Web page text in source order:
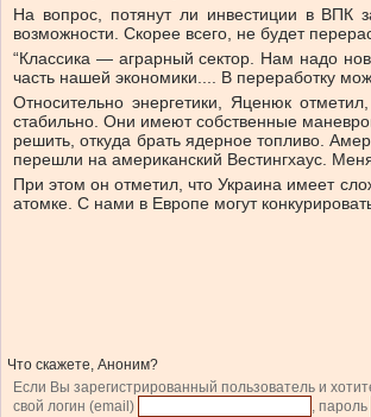
На вопрос, потянут ли инвестиции в ВПК
возможности. Скорее всего, не будет
“Классика — аграрный сектор. Нам надо
часть нашей экономики.... В переработку
Относительно энергетики, Яценюк
стабильно. Они имеют собственные
решить, откуда брать ядерное топливо.
перешли на американский Вестингхаус.
При этом он отметил, что Украина имеет
атомке. С нами в Европе могут
Что скажете, Аноним?
Если Вы зарегистрированный пользователь и
свой логин (email)
, пароль